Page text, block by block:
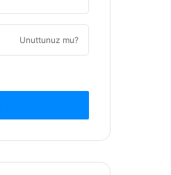
Unuttunuz mu?